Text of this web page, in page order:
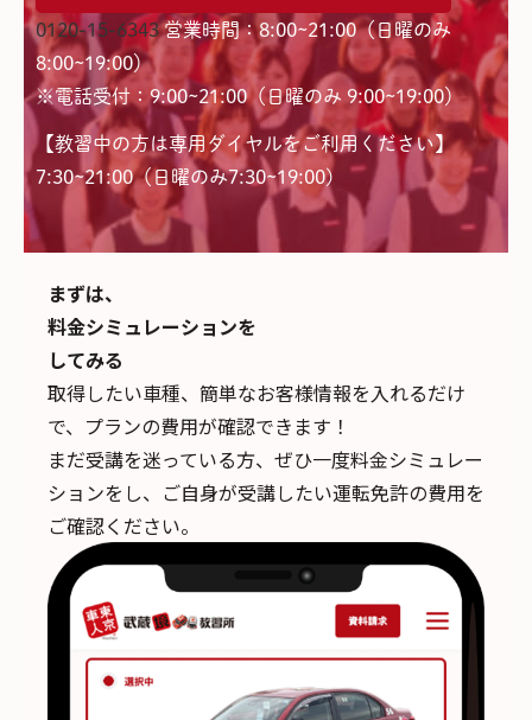
0120-15-6343 営業時間：8:00~21:00（日曜のみ
8:00~19:00）
※電話受付：9:00~21:00（日曜のみ 9:00~19:00）
【教習中の方は専用ダイヤルをご利用ください】
7:30~21:00（日曜のみ7:30~19:00)
まずは、
料金シミュレーションを
してみる
取得したい車種、簡単なお客様情報を入れるだけ
で、 プランの費用が確認できます！
まだ受講を迷っている方、ぜひ一度料金シミュレー
ションをし、ご自身が受講したい運転免許の費用を
ご確認ください。